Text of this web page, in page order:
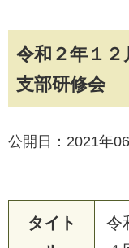
令和２年１
支部研修会
公開日：2021年
タイト
令